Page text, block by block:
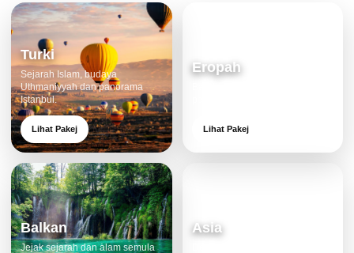
Turki
Sejarah Islam, budaya
Uthmaniyyah dan panorama
Istanbul.
Lihat Pakej
Eropah
Lihat Pakej
Balkan
Jejak sejarah dan alam semula
Asia